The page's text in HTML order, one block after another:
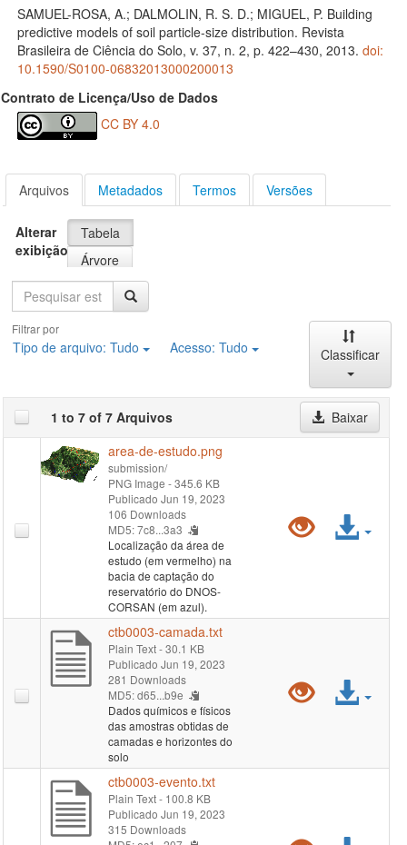
SAMUEL-ROSA, A.; DALMOLIN, R. S. D.; MIGUEL, P. Building
predictive models of soil particle-size distribution. Revista
Brasileira de Ciência do Solo, v. 37, n. 2, p. 422–430, 2013. doi:
10.1590/S0100-06832013000200013
Contrato de Licença/Uso de Dados
CC BY 4.0
Arquivos Metadados Termos Versões
Alterar
exibição
Tabela
Árvore
Pesquisa
Filtrar por
Tipo de arquivo: Tudo Acesso: Tudo Classificar
1 to 7 of 7 Arquivos
Baixar
area-de-estudo.png
submission/
PNG Image - 345.6 KB
Publicado Jun 19, 2023
106 Downloads
MD5: 7c8...3a3
Localização da área de
estudo (em vermelho) na
bacia de captação do
reservatório do DNOS-
CORSAN (em azul).
Pré-
ctb0003-camada.txt
Plain Text- 30.1 KB
Publicado Jun 19, 2023
281 Downloads
MD5: d65...b9e
Dados químicos e físicos
das amostras obtidas de
camadas e horizontes do
solo
Pré-
ctb0003-evento.txt
Plain Text- 100.8 KB
Publicado Jun 19, 2023
315 Downloads